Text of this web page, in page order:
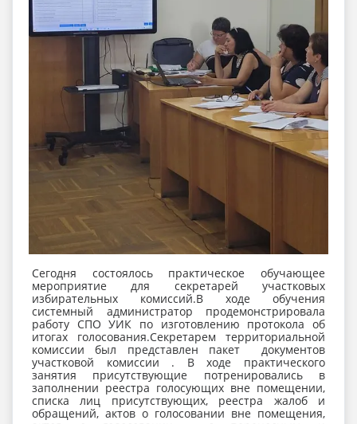
Сегодня состоялось практическое обучающее
мероприятие для секретарей участковых
избирательных комиссий.В ходе обучения
системный администратор продемонстрировала
работу СПО УИК по изготовлению протокола об
итогах голосования.Секретарем территориальной
комиссии был представлен пакет документов
участковой комиссии . В ходе практического
занятия присутствующие потренировались в
заполнении реестра голосующих вне помещении,
списка лиц присутствующих, реестра жалоб и
обращений, актов о голосовании вне помещения,